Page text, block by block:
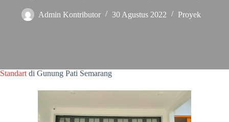
Admin Kontributor 30 Agustus 2022 Proyek
Standart di Gunung Pati Semarang